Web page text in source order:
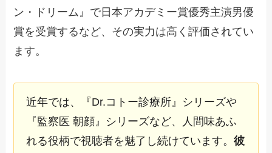
ン・ドリーム』で日本アカデミー賞優秀主演男優
賞を受賞するなど、その実力は高く評価されてい
ます。
近年では、『Dr.コトー診療所』シリーズや
『監察医 朝顔』シリーズなど、人間味あふ
れる役柄で視聴者を魅了し続けています。彼